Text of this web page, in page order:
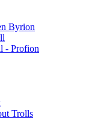
Byrion
- Profion
Trolls